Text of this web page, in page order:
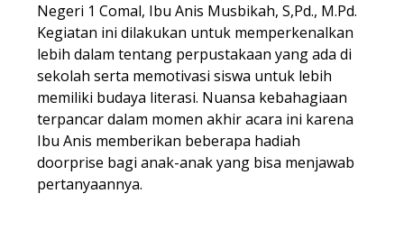
Negeri 1 Comal, Ibu Anis Musbikah, S,Pd., M.Pd.
Kegiatan ini dilakukan untuk memperkenalkan
lebih dalam tentang perpustakaan yang ada di
sekolah serta memotivasi siswa untuk lebih
memiliki budaya literasi. Nuansa kebahagiaan
terpancar dalam momen akhir acara ini karena
Ibu Anis memberikan beberapa hadiah
doorprise bagi anak-anak yang bisa menjawab
pertanyaannya.